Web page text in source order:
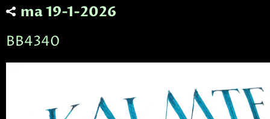
ma 19-1-2026
BB4340